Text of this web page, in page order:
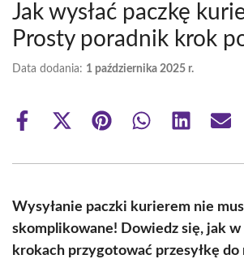
Jak wysłać paczkę
Prosty poradnik krok
Data dodania: 1 października 2025 r.
Share
Share
(Twitter)
Share Share Share
Wysyłanie paczki kurierem nie
skomplikowane! Dowiedz się, jak
krokach przygotować przesyłkę do